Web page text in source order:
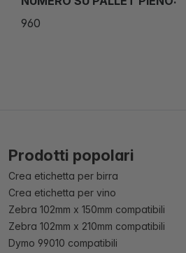
960
Prodotti popolari
Crea etichetta per birra
Crea etichetta per vino
Zebra 102mm x 150mm compatibili
Zebra 102mm x 210mm compatibili
Dymo 99010 compatibili